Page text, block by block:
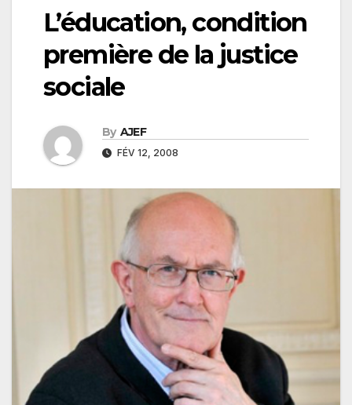
L’éducation, condition
première de la justice
sociale
By AJEF
FÉV 12, 2008